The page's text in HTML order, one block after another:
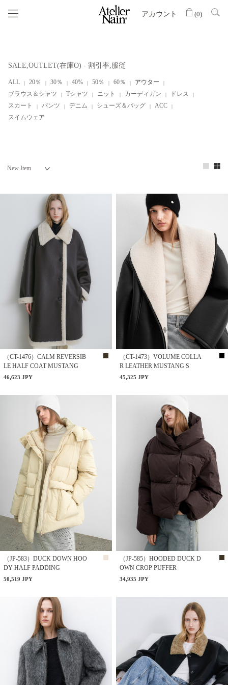
アカウント (0)
SALE,OUTLET(在庫O) - 割引率,服従
ALL 20％ 30％ 40% 50％ 60％
アウター
ブラウス＆シャツ
Tシャツ ニット カーディガン
ドレス
スカート
パンツ デニム シューズ＆バッグ
ACC
スイムウェア
（CT-1476）CALM REVERSIB
LE HALF COAT MUSTANG
46,623 JPY
（CT-1473）VOLUME COLLA
R LEATHER MUSTANG S
45,325 JPY
（JP-583）DUCK DOWN HOO
DY HALF PADDING
50,519 JPY
（JP-585）HOODED DUCK D
OWN CROP PUFFER
34,935 JPY